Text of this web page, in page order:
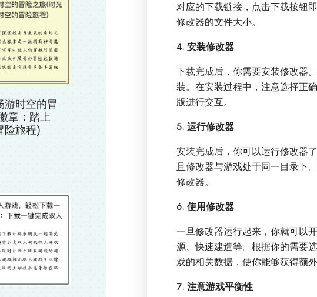
对应的下载链接，点击下载按钮
修改器的文件大小。
4. 安装修改器
下载完成后，你需要安装修改器
装。在安装过程中，注意选择正
版进行交互。
5. 运行修改器
安装完成后，你可以运行修改器
且修改器与游戏处于同一目录下
修改器。
6. 使用修改器
一旦修改器运行起来，你就可以
源、快速建造等。根据你的需要
戏的相关数据，使你能够获得额
7. 注意游戏平衡性
游时空的冒
章：踏上
险旅程)